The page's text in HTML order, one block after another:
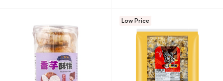
Low Price